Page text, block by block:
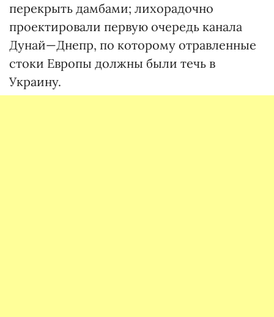
перекрыть дамбами; лихорадочно
проектировали первую очередь канала
Дунай—Днепр, по которому отравленные
стоки Европы должны были течь в
Украину.